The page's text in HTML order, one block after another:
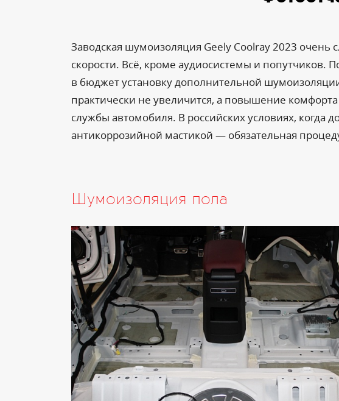
Заводская шумоизоляция Geely Coolray 2023
скорости. Всё, кроме аудиосистемы и попутчиков.
в бюджет установку дополнительной
практически не увеличится, а повышение
службы автомобиля. В российских условиях,
антикоррозийной мастикой — обязательная
Шумоизоляция пола